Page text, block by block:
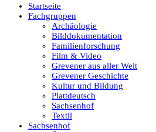
Startseite
Fachgruppen
Archäologie
Bilddokumentation
Familienforschung
Film & Video
Grevener aus aller Welt
Grevener Geschichte
Kultur und Bildung
Plattdeutsch
Sachsenhof
Textil
Sachsenhof